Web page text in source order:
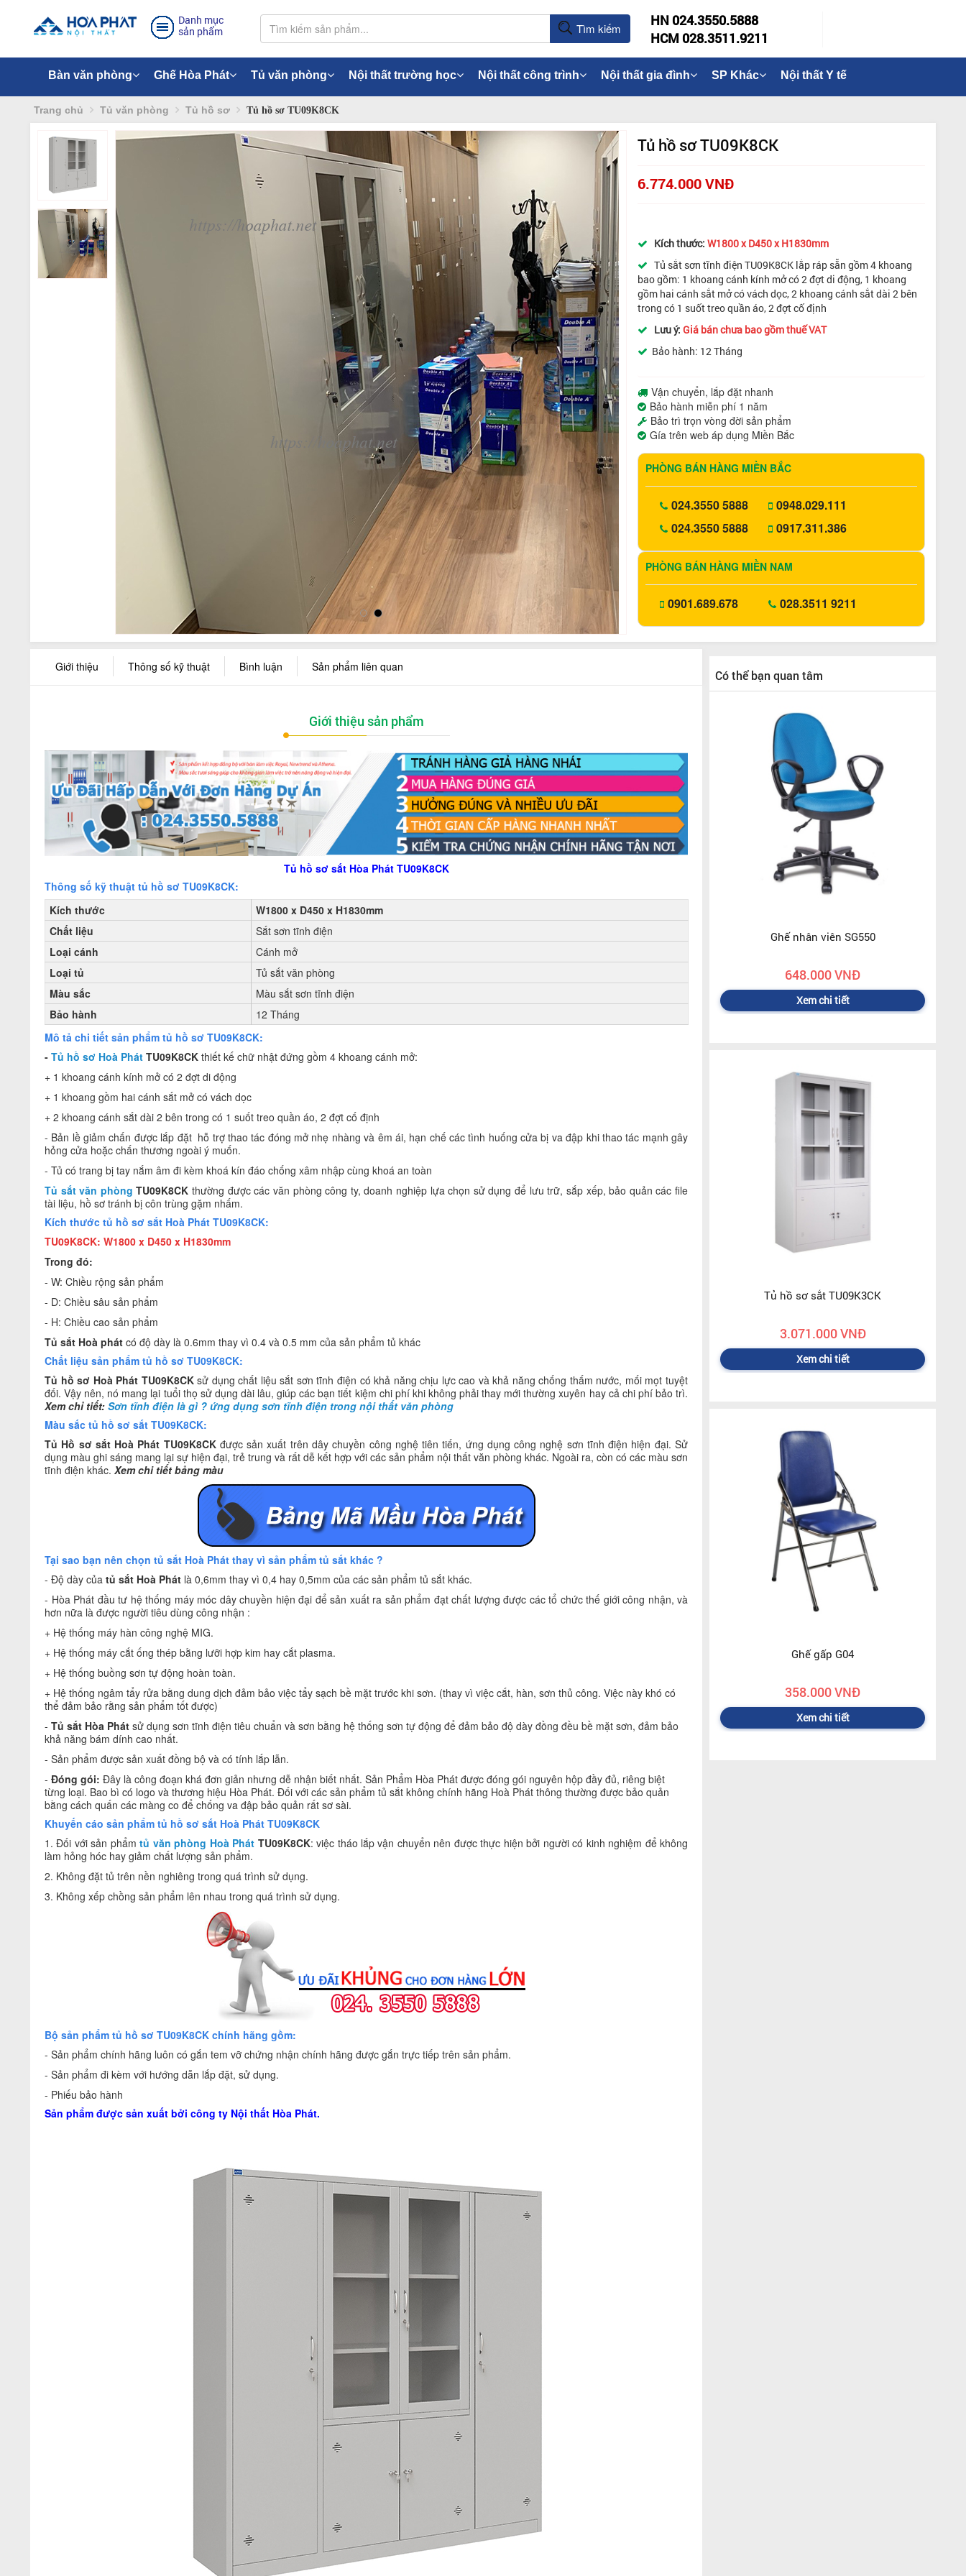
Danh mục
sản phẩm
Tìm kiếm
HN 024.3550.5888
HCM 028.3511.9211
Bàn văn phòng Ghế Hòa Phát Tủ văn phòng Nội thất trường học Nội thất công trình Nội thất gia đình SP Khác Nội thất Y tế
Trang chủ Tủ văn phòng Tủ hồ sơ Tủ hồ sơ TU09K8CK
Tủ hồ sơ TU09K8CK
6.774.000 VNĐ
Kích thước: W1800 x D450 x H1830mm
Tủ sắt sơn tĩnh điện TU09K8CK lắp ráp sẵn gồm 4 khoang
bao gồm: 1 khoang cánh kính mở có 2 đợt di động, 1 khoang
gồm hai cánh sắt mở có vách dọc, 2 khoang cánh sắt dài 2 bên
trong có 1 suốt treo quần áo, 2 đợt cố định
Lưu ý: Giá bán chưa bao gồm thuế VAT
Bảo hành: 12 Tháng
Vận chuyển, lắp đặt nhanh
Bảo hành miễn phí 1 năm
Bảo trì trọn vòng đời sản phẩm
Gía trên web áp dụng Miền Bắc
PHÒNG BÁN HÀNG MIỀN BẮC
024.3550 5888
024.3550 5888
0948.029.111
0917.311.386
PHÒNG BÁN HÀNG MIỀN NAM
0901.689.678 028.3511 9211
Giới thiệu Thông số kỹ thuật Bình luận Sản phẩm liên quan
Giới thiệu sản phẩm
Tủ hồ sơ sắt Hòa Phát TU09K8CK
Thông số kỹ thuật tủ hồ sơ TU09K8CK:
Kích thước
W1800 x D450 x H1830mm
Chất liệu
Sắt sơn tĩnh điện
Loại cánh
Cánh mở
Loại tủ
Tủ sắt văn phòng
Màu sắc
Màu sắt sơn tĩnh điện
Bảo hành
12 Tháng
Mô tả chi tiết sản phẩm tủ hồ sơ TU09K8CK:
- Tủ hồ sơ Hoà Phát TU09K8CK thiết kế chữ nhật đứng gồm 4 khoang cánh mở:
+ 1 khoang cánh kính mở có 2 đợt di động
+ 1 khoang gồm hai cánh sắt mở có vách dọc
+ 2 khoang cánh sắt dài 2 bên trong có 1 suốt treo quần áo, 2 đợt cố định
- Bản lề giảm chấn được lắp đặt hỗ trợ thao tác đóng mở nhẹ nhàng và êm ái, hạn chế các tình huống cửa bị va đập khi thao tác mạnh gây
hỏng cửa hoặc chấn thương ngoài ý muốn.
- Tủ có trang bị tay nắm âm đi kèm khoá kín đáo chống xâm nhập cùng khoá an toàn
Tủ sắt văn phòng TU09K8CKthường được các văn phòng công ty, doanh nghiệp lựa chọn sử dụng để lưu trữ, sắp xếp, bảo quản các file
tài liệu, hồ sơ tránh bị côn trùng gặm nhấm.
Kích thước tủ hồ sơ sắt Hoà Phát TU09K8CK:
TU09K8CK: W1800 x D450 x H1830mm
Trong đó:
- W: Chiều rộng sản phẩm
- D: Chiều sâu sản phẩm
- H: Chiều cao sản phẩm
Tủ sắt Hoà phát có độ dày là 0.6mm thay vì 0.4 và 0.5 mm của sản phẩm tủ khác
Chất liệu sản phẩm tủ hồ sơ TU09K8CK:
Tủ hồ sơ Hoà Phát TU09K8CKsử dụng chất liệu sắt sơn tĩnh điện có khả năng chịu lực cao và khả năng chống thấm nước, mối mọt tuyệt
đối. Vậy nên, nó mang lại tuổi thọ sử dụng dài lâu, giúp các bạn tiết kiệm chi phí khi không phải thay mới thường xuyên hay cả chi phí bảo trì.
Xem chỉ tiết: Sơn tĩnh điện là gì ? ứng dụng sơn tĩnh điện trong nội thất văn phòng
Màu sắc tủ hồ sơ sắt TU09K8CK:
Tủ Hồ sơ sắt Hoà Phát TU09K8CKđược sản xuất trên dây chuyền công nghệ tiên tiến, ứng dụng công nghệ sơn tĩnh điện hiện đại. Sử
dụng màu ghi sáng mang lại sự hiện đại, trẻ trung và rất dễ kết hợp với các sản phẩm nội thất văn phòng khác. Ngoài ra, còn có các màu sơn
tĩnh điện khác. Xem chi tiết bảng màu
Tại sao bạn nên chọn tủ sắt Hoà Phát thay vì sản phẩm tủ sắt khác ?
- Độ dày của tủ sắt Hoà Phát là 0,6mm thay vì 0,4 hay 0,5mm của các sản phẩm tủ sắt khác.
- Hòa Phát đầu tư hệ thống máy móc dây chuyền hiện đại để sản xuất ra sản phẩm đạt chất lượng được các tổ chức thế giới công nhận, và
hơn nữa là được người tiêu dùng công nhận :
+ Hệ thống máy hàn công nghệ MIG.
+ Hệ thống máy cắt ống thép bằng lưỡi hợp kim hay cắt plasma.
+ Hệ thống buồng sơn tự động hoàn toàn.
+ Hệ thống ngâm tẩy rửa bằng dung dịch đảm bảo việc tẩy sạch bề mặt trước khi sơn. (thay vì việc cắt, hàn, sơn thủ công. Việc này khó có
thể đảm bảo rằng sản phẩm tốt được)
- Tủ sắt Hòa Phát sử dụng sơn tĩnh điện tiêu chuẩn và sơn bằng hệ thống sơn tự động để đảm bảo độ dày đồng đều bề mặt sơn, đảm bảo
khả năng bám dính cao nhất.
- Sản phẩm được sản xuất đồng bộ và có tính lắp lẫn.
- Đóng gói: Đây là công đoạn khá đơn giản nhưng dễ nhận biết nhất. Sản Phẩm Hòa Phát được đóng gói nguyên hộp đầy đủ, riêng biệt
từng loại. Bao bì có logo và thương hiệu Hòa Phát. Đối với các sản phẩm tủ sắt không chính hãng Hoà Phát thông thường được bảo quản
bằng cách quấn các màng co để chống va đập bảo quản rất sơ sài.
Khuyến cáo sản phẩm tủ hồ sơ sắt Hoà Phát TU09K8CK
1. Đối với sản phẩmtủ văn phòng Hoà Phát TU09K8CK: việc tháo lắp vận chuyển nên được thực hiện bởi người có kinh nghiệm để không
làm hỏng hóc hay giảm chất lượng sản phẩm.
2. Không đặt tủ trên nền nghiêng trong quá trình sử dụng.
3. Không xếp chồng sản phẩm lên nhau trong quá trình sử dụng.
Bộ sản phẩm tủ hồ sơ TU09K8CK chính hãng gồm:
- Sản phẩm chính hãng luôn có gắn tem vỡ chứng nhận chính hãng được gắn trực tiếp trên sản phẩm.
- Sản phẩm đi kèm với hướng dẫn lắp đặt, sử dụng.
- Phiếu bảo hành
Sản phẩm được sản xuất bởi công ty Nội thất Hòa Phát.
Có thể bạn quan tâm
Ghế nhân viên SG550
648.000 VNĐ
Xem chi tiết
Tủ hồ sơ sắt TU09K3CK
3.071.000 VNĐ
Xem chi tiết
Ghế gấp G04
358.000 VNĐ
Xem chi tiết